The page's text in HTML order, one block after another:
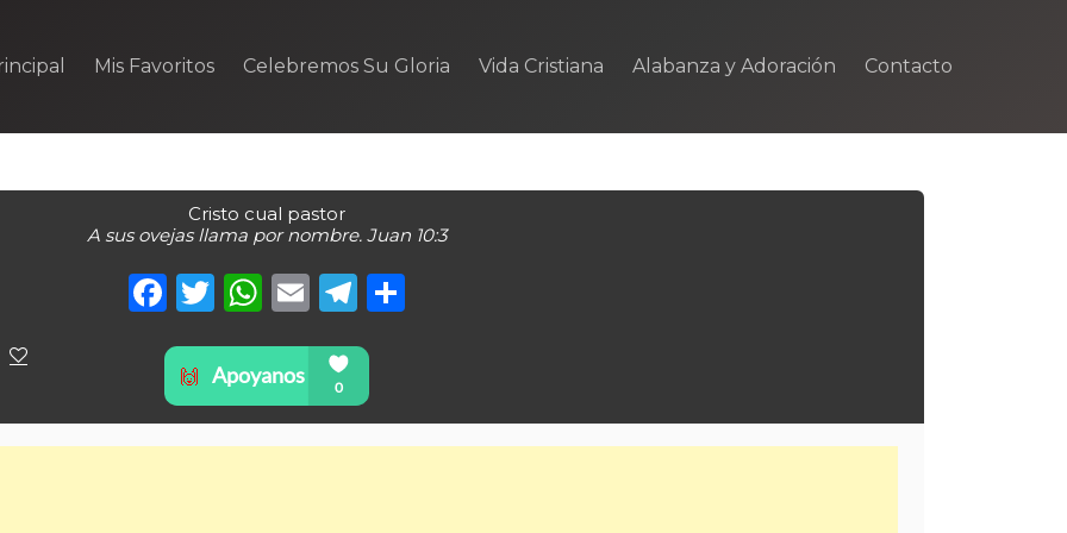
Mis Favoritos Celebremos Su Gloria Vida Cristiana Alabanza y Adoración Contacto
Cristo cual pastor
A sus ovejas llama por nombre. Juan 10:3
Facebook
Twitter
WhatsApp
EmailTelegram